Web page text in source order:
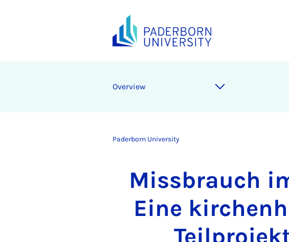
Overview
Paderborn University
Missbrauch
Eine